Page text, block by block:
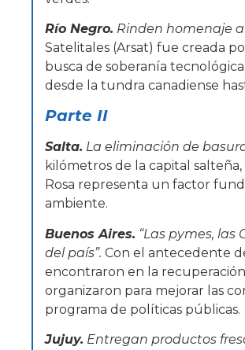
Río Negro. Rinden homenaje
Satelitales (Arsat) fue creada
busca de soberanía
desde la tundra canadiense
Parte II
Salta. La eliminación de
kilómetros de la capital
Rosa representa un factor
ambiente.
Buenos Aires. “Las pymes,
del país”. Con el antecedente
encontraron en la
organizaron para mejorar las
programa de políticas públicas.
Jujuy. Entregan productos